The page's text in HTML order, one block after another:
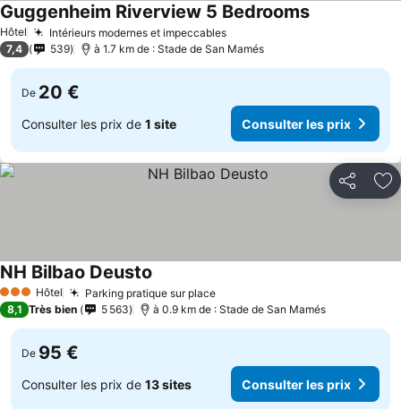
Hôtel Intérieurs modernes et impeccables
Guggenheim Riverview 5 Bedrooms
7,4 539 à 1.7 km de : Stade de San Mamés
De 20 €
Consulter les prix de 1 site Consulter les prix
Partager
3 ÉtoilesHôtel Parking pratique sur place
NH Bilbao Deusto
8,1 Très bien 5 563 à 0.9 km de : Stade de San Mamés
De 95 €
Consulter les prix de 13 sites Consulter les prix